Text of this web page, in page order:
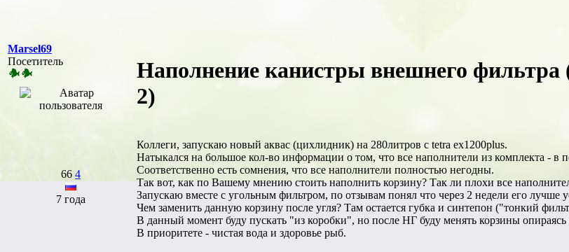
Marsel69
Посетитель
66 4
7 года
Наполнение канистры внешнего фильтра
2)
Коллеги, запускаю новый аквас (цихлидник) на 280литров с tetra ex1200plus.
Натыкался на большое кол-во информации о том, что все наполнители из комплекта - в
Соответственно есть сомнения, что все наполнители полностью негодны.
Так вот, как по Вашему мнению стоить наполнить корзину? Так ли плохи все
Запускаю вместе с угольным фильтром, по отзывам понял что через 2 недели его лучше
Чем заменить данную корзину после угля? Там остается губка и синтепон ("тонкий
В данный момент буду пускать "из коробки", но после НГ буду менять корзины
В приоритете - чистая вода и здоровье рыб.